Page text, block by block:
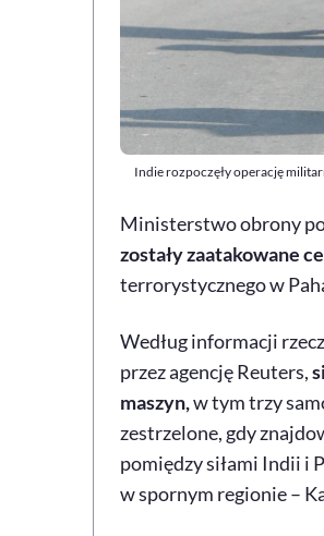
Indie rozpoczęły operację
Ministerstwo obrony
zostały zaatakowane
terrorystycznego w
Według informacji
przez agencję Reuters,
maszyn,w tym trzy
zestrzelone, gdy
pomiędzy siłami Indii i
w spornym regionie –